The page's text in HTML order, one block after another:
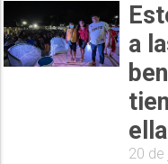
a
20 de